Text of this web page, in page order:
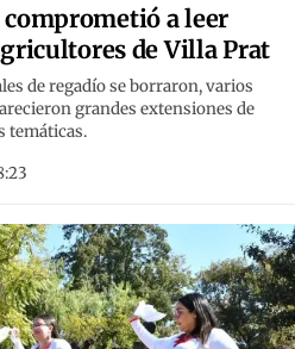
a leer
de Villa Prat
de regadío se borraron, varios
grandes extensiones de
temáticas.